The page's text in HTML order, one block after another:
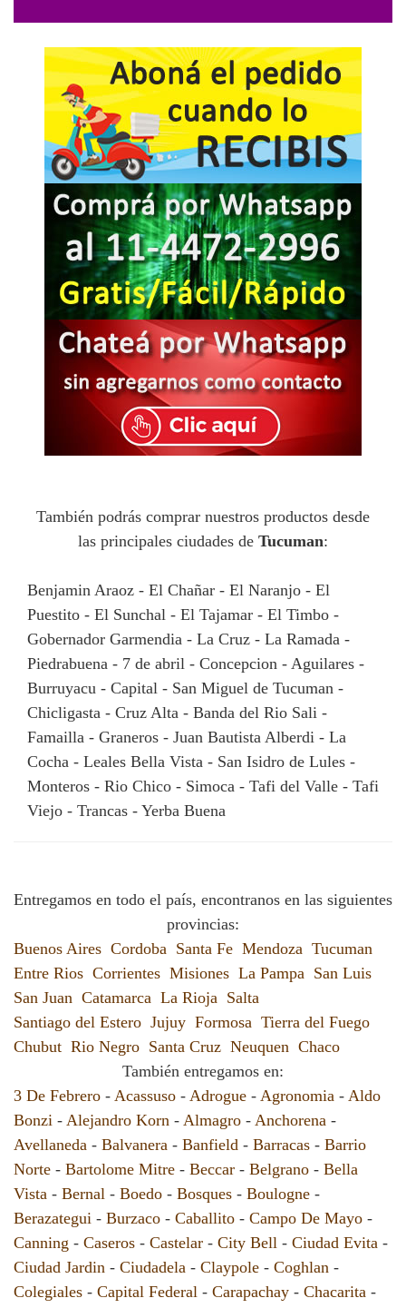
También podrás comprar nuestros productos desde
las principales ciudades de Tucuman:
Benjamin Araoz - El Chañar - El Naranjo - El
Puestito - El Sunchal - El Tajamar - El Timbo -
Gobernador Garmendia - La Cruz - La Ramada -
Piedrabuena - 7 de abril - Concepcion - Aguilares -
Burruyacu - Capital - San Miguel de Tucuman -
Chicligasta - Cruz Alta - Banda del Rio Sali -
Famailla - Graneros - Juan Bautista Alberdi - La
Cocha - Leales Bella Vista - San Isidro de Lules -
Monteros - Rio Chico - Simoca - Tafi del Valle - Tafi
Viejo - Trancas - Yerba Buena
Entregamos en todo el país, encontranos en las siguientes
provincias:
Buenos Aires Cordoba Santa Fe Mendoza Tucuman
Entre Rios Corrientes Misiones La Pampa San Luis
San Juan Catamarca La Rioja Salta
Santiago del Estero Jujuy Formosa Tierra del Fuego
Chubut Rio Negro Santa Cruz Neuquen Chaco
También entregamos en:
3 De Febrero - Acassuso - Adrogue - Agronomia - Aldo
Bonzi - Alejandro Korn - Almagro - Anchorena -
Avellaneda - Balvanera - Banfield - Barracas - Barrio
Norte - Bartolome Mitre - Beccar - Belgrano - Bella
Vista - Bernal - Boedo - Bosques - Boulogne -
Berazategui - Burzaco - Caballito - Campo De Mayo -
Canning - Caseros - Castelar - City Bell - Ciudad Evita -
Ciudad Jardin - Ciudadela - Claypole - Coghlan -
Colegiales - Capital Federal - Carapachay - Chacarita -